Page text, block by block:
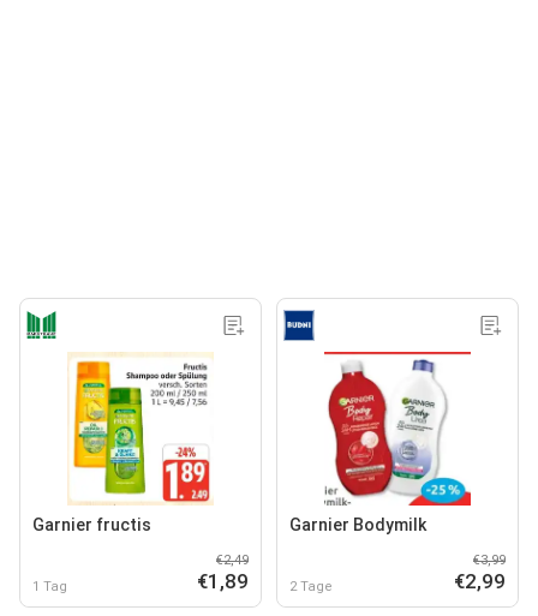
Garnier fructis
1 Tag
€2,49
€1,89
Garnier Bodymilk
2 Tage
€3,99
€2,99